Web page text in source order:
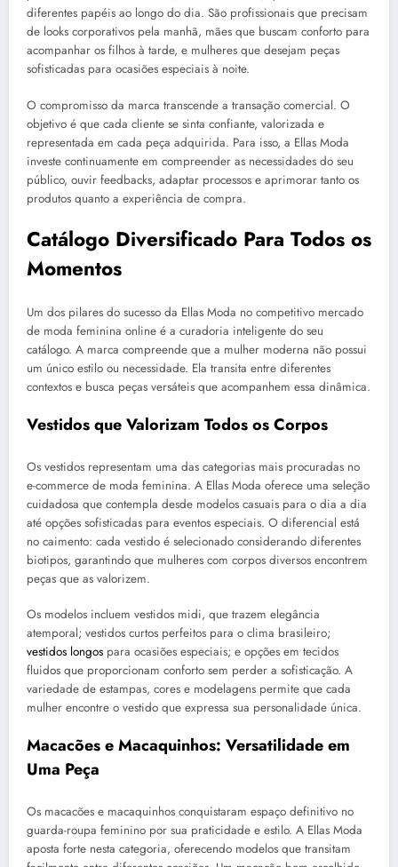
diferentes papéis ao longo do dia. São profissionais que precisam
de looks corporativos pela manhã, mães que buscam conforto para
acompanhar os filhos à tarde, e mulheres que desejam peças
sofisticadas para ocasiões especiais à noite.
O compromisso da marca transcende a transação comercial. O
objetivo é que cada cliente se sinta confiante, valorizada e
representada em cada peça adquirida. Para isso, a Ellas Moda
investe continuamente em compreender as necessidades do seu
público, ouvir feedbacks, adaptar processos e aprimorar tanto os
produtos quanto a experiência de compra.
Catálogo Diversificado Para Todos os
Momentos
Um dos pilares do sucesso da Ellas Moda no competitivo mercado
de moda feminina online é a curadoria inteligente do seu
catálogo. A marca compreende que a mulher moderna não possui
um único estilo ou necessidade. Ela transita entre diferentes
contextos e busca peças versáteis que acompanhem essa dinâmica.
Vestidos que Valorizam Todos os Corpos
Os vestidos representam uma das categorias mais procuradas no
e-commerce de moda feminina. A Ellas Moda oferece uma seleção
cuidadosa que contempla desde modelos casuais para o dia a dia
até opções sofisticadas para eventos especiais. O diferencial está
no caimento: cada vestido é selecionado considerando diferentes
biotipos, garantindo que mulheres com corpos diversos encontrem
peças que as valorizem.
Os modelos incluem vestidos midi, que trazem elegância
atemporal; vestidos curtos perfeitos para o clima brasileiro;
vestidos longos para ocasiões especiais; e opções em tecidos
fluidos que proporcionam conforto sem perder a sofisticação. A
variedade de estampas, cores e modelagens permite que cada
mulher encontre o vestido que expressa sua personalidade única.
Macacões e Macaquinhos: Versatilidade em
Uma Peça
Os macacões e macaquinhos conquistaram espaço definitivo no
guarda-roupa feminino por sua praticidade e estilo. A Ellas Moda
aposta forte nesta categoria, oferecendo modelos que transitam